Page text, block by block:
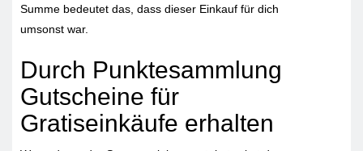
Summe bedeutet das, dass dieser Einkauf für dich
umsonst war.
Durch Punktesammlung
Gutscheine für
Gratiseinkäufe erhalten